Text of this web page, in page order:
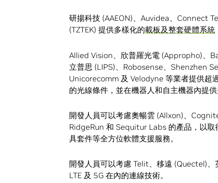
研揚科技 (AAEON)、Auvidea、Connect
(TZTEK) 提供多樣化的載板及整套硬體系統
Allied Vision、欣普羅光電 (Appropho)、
立普思 (LIPS)、Robosense、Shenzhen
Unicorecomm 及 Velodyne 等業者提供超
的光線條件，並在機器人和自主機器內提
開發人員可以考慮奧暢雲 (Allxon)、
RidgeRun 和 Sequitur Labs 的產品，以
具套件等全方位軟體支援服務。
開發人員可以考慮 Telit、移遠 (Quectel)
LTE 及 5G 在內的連線技術。